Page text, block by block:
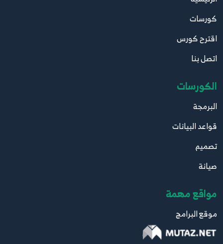
كورسات
اقترح كورس
اتصل بنا
الكورسات
البرمجة
قواعد البيانات
تصميم
صيانة
مواقع مهمة
موقع البرامج